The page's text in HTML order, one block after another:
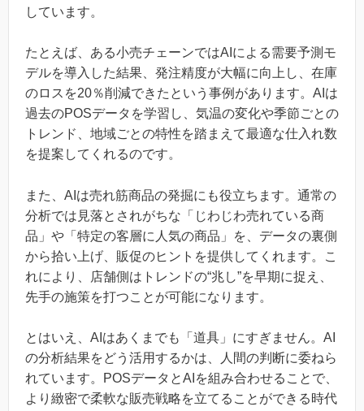
しています。
たとえば、ある小売チェーンではAIによる需要予測モ
デルを導入した結果、発注精度が大幅に向上し、在庫
のロスを20％削減できたという事例があります。AIは
過去のPOSデータを学習し、気温の変化や季節ごとの
トレンド、地域ごとの特性を踏まえて最適な仕入れ数
を提案してくれるのです。
また、AIは売れ筋商品の発掘にも役立ちます。通常の
分析では見落とされがちな「じわじわ売れている商
品」や「特定の客層に人気の商品」を、データの裏側
から拾い上げ、販促のヒントを提供してくれます。こ
れにより、店舗側はトレンドの“兆し”を早期に捉え、
先手の施策を打つことが可能になります。
とはいえ、AIはあくまでも「道具」にすぎません。AI
の分析結果をどう活用するかは、人間の判断に委ねら
れています。POSデータとAIを組み合わせることで、
より緻密で柔軟な販売戦略を立てることができる時代